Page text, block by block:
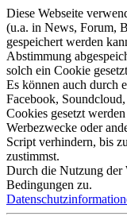
Diese Webseite
(u.a. in News, Forum,
gespeichert werden
Abstimmung
solch ein Cookie
Es können auch durch
Facebook,
Cookies gesetzt
Werbezwecke oder
Script verhindern, bis
zustimmst.
Durch die Nutzung der
Bedingungen zu.